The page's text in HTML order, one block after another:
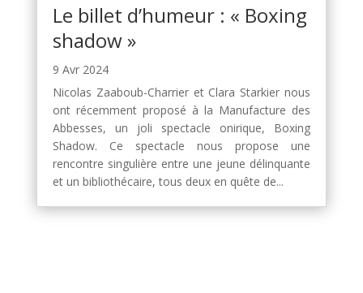
Le billet d’humeur : « Boxing
shadow »
9 Avr 2024
Nicolas Zaaboub-Charrier et Clara Starkier nous
ont récemment proposé à la Manufacture des
Abbesses, un joli spectacle onirique, Boxing
Shadow. Ce spectacle nous propose une
rencontre singulière entre une jeune délinquante
et un bibliothécaire, tous deux en quête de...